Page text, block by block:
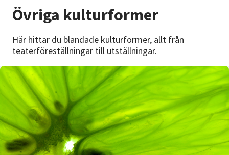
För dig som
Sök kurser och evenemang
Om SV
Starta studiecirkel
Cirkelledare
Nyheter
Övriga kulturformer
Här hittar du blandade kulturformer, allt från
teaterföreställningar till utställningar.